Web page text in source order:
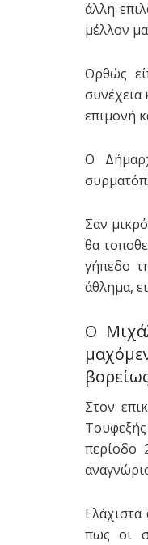
άλλη
μέλλον
Ορθώς
επιμονή
Ο
Σαν
θα
γήπεδο
άθλημα,
Ο
Στον
περίοδο
πως οι